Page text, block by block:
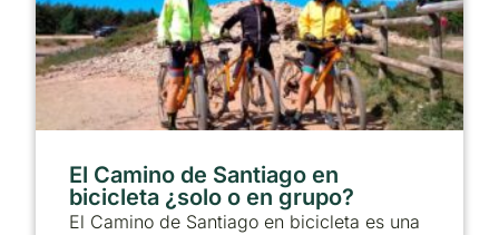
El Camino de Santiago en
bicicleta ¿solo o en grupo?
El Camino de Santiago en bicicleta es una